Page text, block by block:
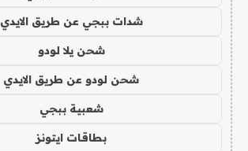
شدات ببجي عن طريق الايدي
شحن يلا لودو
شحن لودو عن طريق الايدي
شعبية ببجي
بطاقات ايتونز